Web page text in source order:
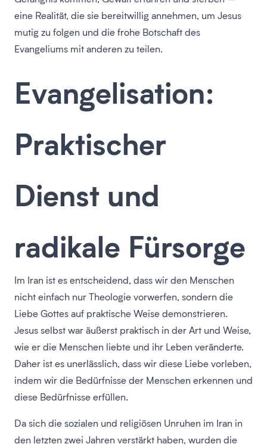
eine Realität, die sie bereitwillig annehmen, um Jesus
mutig zu folgen und die frohe Botschaft des
Evangeliums mit anderen zu teilen.
Evangelisation:
Praktischer
Dienst und
radikale Fürsorge
Im Iran ist es entscheidend, dass wir den Menschen
nicht einfach nur Theologie vorwerfen, sondern die
Liebe Gottes auf praktische Weise demonstrieren.
Jesus selbst war äußerst praktisch in der Art und Weise,
wie er die Menschen liebte und ihr Leben veränderte.
Daher ist es unerlässlich, dass wir diese Liebe vorleben,
indem wir die Bedürfnisse der Menschen erkennen und
diese Bedürfnisse erfüllen.
Da sich die sozialen und religiösen Unruhen im Iran in
den letzten zwei Jahren verstärkt haben, wurden die